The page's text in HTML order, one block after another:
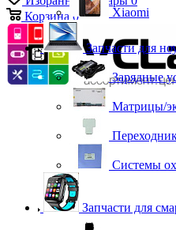
Корзина 0 Xiaomi
Запчасти для
Зарядные
Матрицы/
Системы
Запчасти для